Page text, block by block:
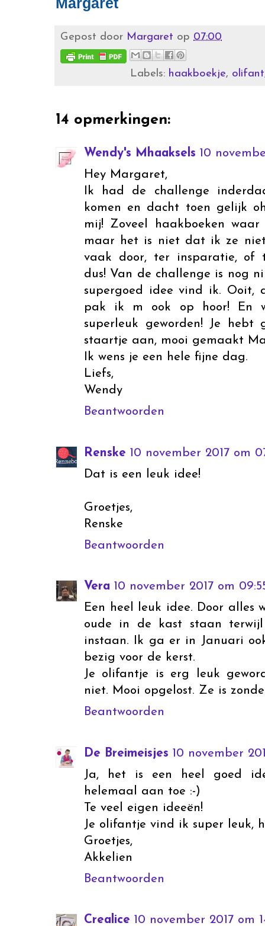
Gepost door Margaret op 07:00
Labels: haakboekje, olifant
14 opmerkingen:
Wendy's Mhaaksels 10
Hey Margaret,
Ik had de challenge
komen en dacht toen gelijk
mij! Zoveel haakboeken
maar het is niet dat ik ze
vaak door, ter insparatie, of
dus! Van de challenge is nog
supergoed idee vind ik. Ooit,
pak ik m ook op hoor! En
superleuk geworden! Je
staartje aan, mooi gemaakt
Ik wens je een hele fijne dag.
Liefs,
Wendy
Beantwoorden
Renske 10 november 2017 om
Dat is een leuk idee!
Groetjes,
Renske
Beantwoorden
Vera 10 november 2017 om
Een heel leuk idee. Door
oude in de kast staan
instaan. Ik ga er in Januari
bezig voor de kerst.
Je olifantje is erg leuk
niet. Mooi opgelost. Ze is
Beantwoorden
De Breimeisjes 10 november
Ja, het is een heel goed
helemaal aan toe :-)
Te veel eigen ideeën!
Je olifantje vind ik super leuk,
Groetjes,
Akkelien
Beantwoorden
Crealice 10 november 2017 om